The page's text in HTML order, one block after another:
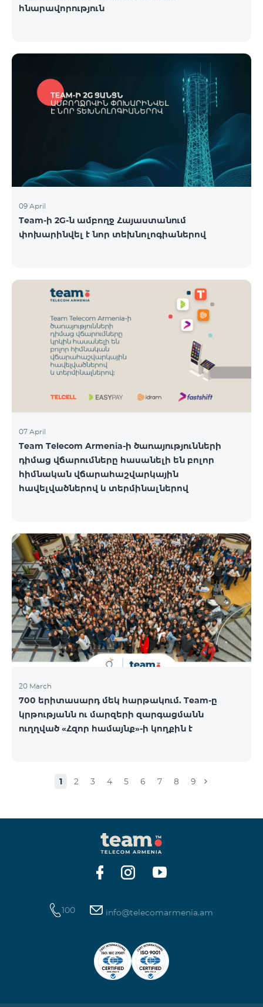
հնարավորություն
09 April
Team-ի 2G-ն ամբողջ Հայաստանում
փոխարինվել է նոր տեխնոլոգիաներով
07 April
Team Telecom Armenia-ի ծառայությունների
դիմաց վճարումները հասանելի են բոլոր
հիմնական վճարահաշվարկային
հավելվածներով և տերմինալներով
20 March
700 երիտասարդ մեկ հարթակում. Team-ը
կրթությանն ու մարզերի զարգացմանն
ուղղված «Հզոր համայնք»-ի կողքին է
1 2 3 4 5 6 7 8 9
100 info@telecomarmenia.am